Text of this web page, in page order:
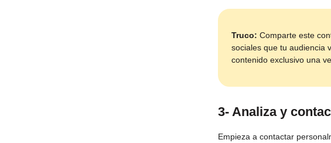
Truco: Comparte este
sociales que tu audiencia
contenido exclusivo una
3- Analiza y
Empieza a contactar